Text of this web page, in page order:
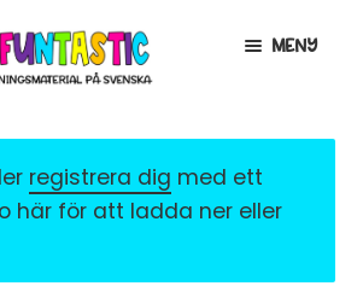
MENY
registrera dig med ett
här för att ladda ner eller